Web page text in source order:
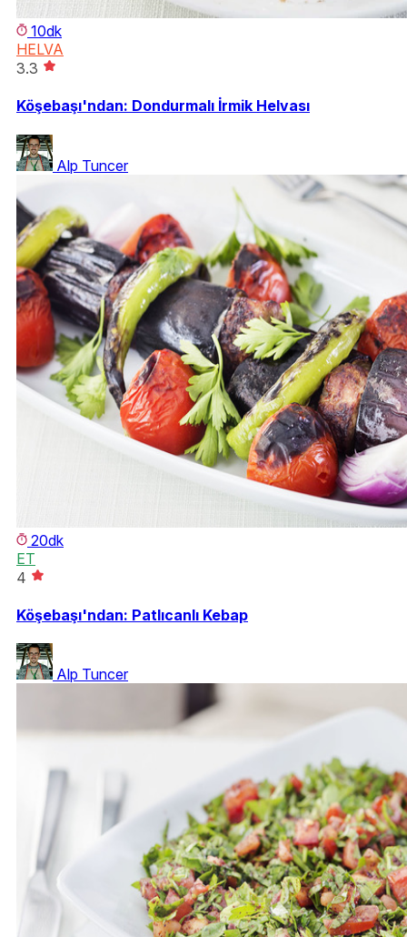
10dk
HELVA
3.3
Köşebaşı'ndan: Dondurmalı İrmik Helvası
Alp Tuncer
20dk
ET
4
Köşebaşı'ndan: Patlıcanlı Kebap
Alp Tuncer